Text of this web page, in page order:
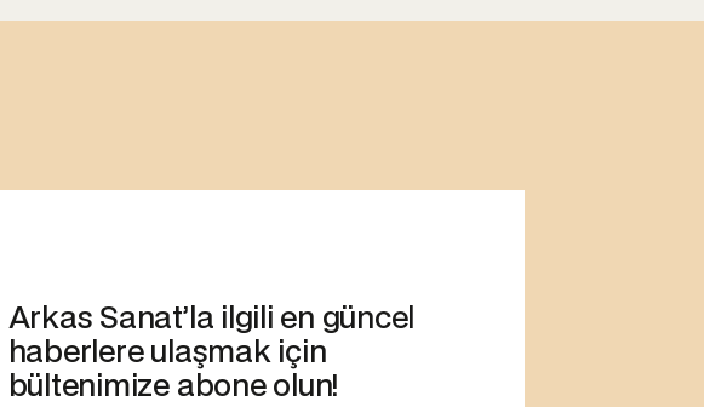
Arkas Sanat’la ilgili en güncel
haberlere ulaşmak için
bültenimize abone olun!